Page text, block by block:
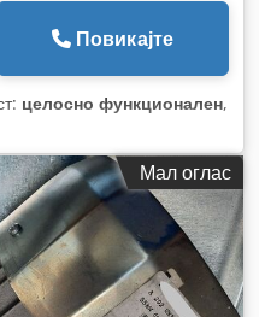
Повикајте
целосно функционален,
Мал оглас